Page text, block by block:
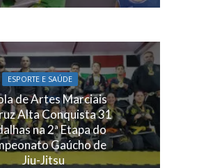
ESPORTE E SAÚDE
de Artes Marciais
Alta Conquista 31
na 2ª Etapa do
Gaúcho de
Jiu-Jitsu